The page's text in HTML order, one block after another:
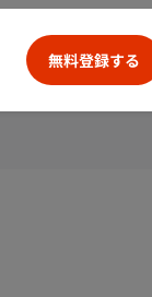
無料登録する